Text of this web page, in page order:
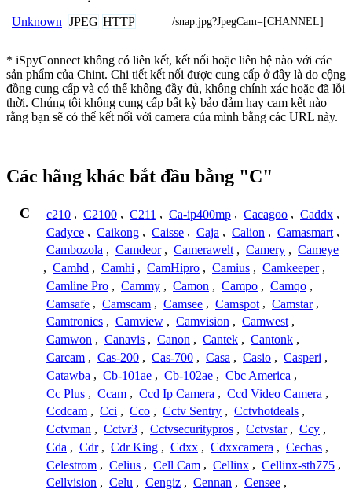
Unknown JPEG HTTP /snap.jpg?JpegCam=[CHANNEL]
* iSpyConnect không có liên kết, kết nối hoặc liên hệ nào với các
sản phẩm của Chint. Chi tiết kết nối được cung cấp ở đây là do cộng
đồng cung cấp và có thể không đầy đủ, không chính xác hoặc đã lỗi
thời. Chúng tôi không cung cấp bất kỳ bảo đảm hay cam kết nào
rằng bạn sẽ có thể kết nối với camera của mình bằng các URL này.
Các hãng khác bắt đầu bằng "C"
C c210 , C2100 , C211 , Ca-ip400mp , Cacagoo , Caddx ,
Cadyce , Caikong , Caisse , Caja , Calion , Camasmart ,
Cambozola , Camdeor , Camerawelt , Camery , Cameye
, Camhd , Camhi , CamHipro , Camius , Camkeeper ,
Camline Pro , Cammy , Camon , Campo , Camqo ,
Camsafe , Camscam , Camsee , Camspot , Camstar ,
Camtronics , Camview , Camvision , Camwest ,
Camwon , Canavis , Canon , Cantek , Cantonk ,
Carcam , Cas-200 , Cas-700 , Casa , Casio , Casperi ,
Catawba , Cb-101ae , Cb-102ae , Cbc America ,
Cc Plus , Ccam , Ccd Ip Camera , Ccd Video Camera ,
Ccdcam , Cci , Cco , Cctv Sentry , Cctvhotdeals ,
Cctvman , Cctvr3 , Cctvsecuritypros , Cctvstar , Ccy ,
Cda , Cdr , Cdr King , Cdxx , Cdxxcamera , Cechas ,
Celestrom , Celius , Cell Cam , Cellinx , Cellinx-sth775 ,
Cellvision , Celu , Cengiz , Cennan , Censee ,